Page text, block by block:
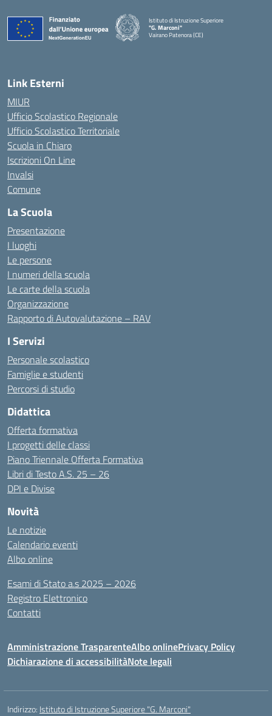
Istituto di Istruzione Superiore
"G. Marconi"
Vairano Patenora (CE)
Link Esterni
MIUR
Ufficio Scolastico Regionale
Ufficio Scolastico Territoriale
Scuola in Chiaro
Iscrizioni On Line
Invalsi
Comune
La Scuola
Presentazione
I luoghi
Le persone
I numeri della scuola
Le carte della scuola
Organizzazione
Rapporto di Autovalutazione – RAV
I Servizi
Personale scolastico
Famiglie e studenti
Percorsi di studio
Didattica
Offerta formativa
I progetti delle classi
Piano Triennale Offerta Formativa
Libri di Testo A.S. 25 – 26
DPI e Divise
Novità
Le notizie
Calendario eventi
Albo online
Esami di Stato a.s 2025 – 2026
Registro Elettronico
Contatti
Amministrazione TrasparenteAlbo onlinePrivacy Policy
Dichiarazione di accessibilitàNote legali
Indirizzo: Istituto di Istruzione Superiore "G. Marconi"